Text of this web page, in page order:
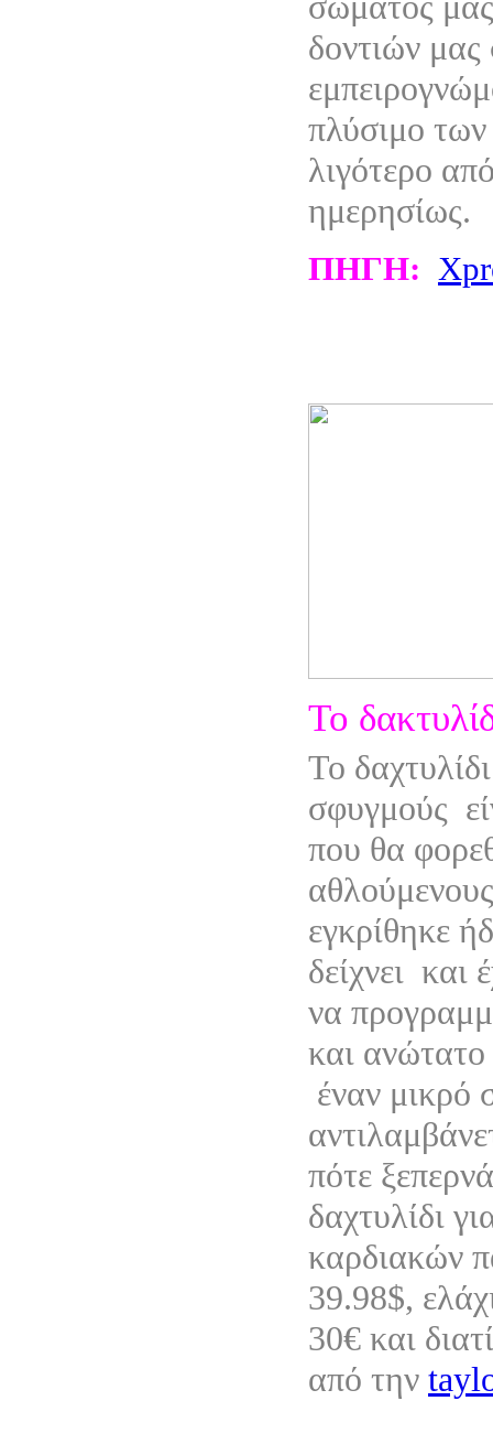
δοντιών
πλύσιμο των
λιγότερο
ημερησίως.
ΠΗΓΗ:
Το
Το
σφυγμούς
που θα
εγκρίθηκε
δείχνει και
να
και ανώτατο
έναν μικρό
πότε
δαχτυλίδι
καρδιακών
39.98$,
30€ και
από την